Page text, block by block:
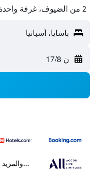
2 من الضيوف، غرفة واحدة
باسايا، أسبانيا
ن 17/8
...والمزيد